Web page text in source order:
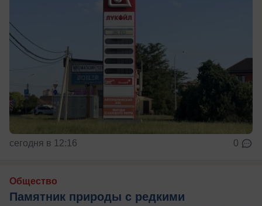
сегодня в 12:16 0
Общество
Памятник природы с редкими